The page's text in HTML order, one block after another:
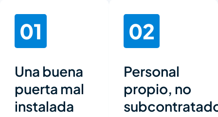
01
Una buena
puerta mal
instalada
02
Personal
propio, no